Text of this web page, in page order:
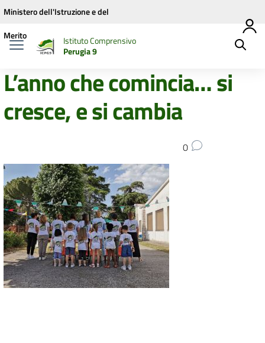
Vai ai contenuti
Vai al menu di navigazione
Vai al footer
Ministero dell'Istruzione e del
Merito
Istituto Comprensivo
Perugia 9
L’anno che comincia… si
cresce, e si cambia
0